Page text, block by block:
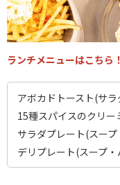
ランチメニューはこちら！
アボカドトースト(サ
15種スパイスのクリ
サラダプレート(スー
デリプレート(スープ